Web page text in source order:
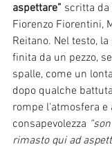
aspettare” scritta da
Fiorenzo Fiorentini,
Reitano. Nel testo, la
finita da un pezzo,
spalle, come un
dopo qualche
rompe l'atmosfera e
consapevolezza
rimasto qui ad